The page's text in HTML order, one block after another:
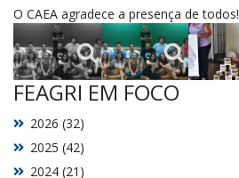
O CAEA agradece a presença de todos!
FEAGRI EM FOCO
2024 (21)
2025 (42)
2026 (32)